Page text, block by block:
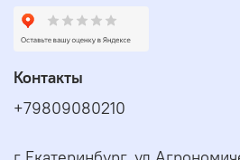
Контакты
+79809080210